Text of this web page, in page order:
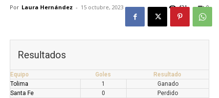
Por Laura Hernández - 15 octubre, 2023 0
431
Resultados
Equipo Goles
Resultado
Tolima
1
Ganado
Santa Fe
0 Perdido